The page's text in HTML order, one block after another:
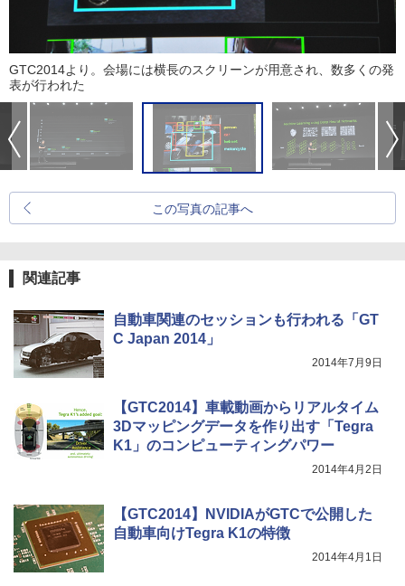
GTC2014より。会場には横長のスクリーンが用意され、数多くの発
表が行われた
この写真の記事へ
関連記事
自動車関連のセッションも行われる「GT
C Japan 2014」
2014年7月9日
【GTC2014】車載動画からリアルタイム
3Dマッピングデータを作り出す「Tegra
K1」のコンピューティングパワー
2014年4月2日
【GTC2014】NVIDIAがGTCで公開した
自動車向けTegra K1の特徴
2014年4月1日